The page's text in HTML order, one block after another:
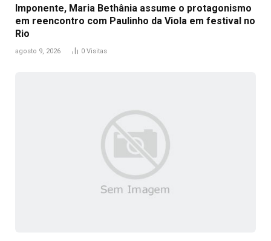
Imponente, Maria Bethânia assume o protagonismo
em reencontro com Paulinho da Viola em festival no
Rio
agosto 9, 2026 0 Visitas